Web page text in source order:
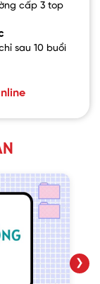
cấp 3 top
sau 10 buổi
❯